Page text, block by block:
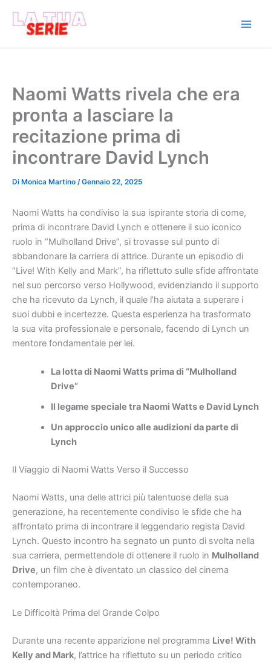
contenuto
Naomi Watts rivela che era
pronta a lasciare la
recitazione prima di
incontrare David Lynch
Di Monica Martino /Gennaio 22, 2025
Naomi Watts ha condiviso la sua ispirante storia di come,
prima di incontrare David Lynch e ottenere il suo iconico
ruolo in “Mulholland Drive”, si trovasse sul punto di
abbandonare la carriera di attrice. Durante un episodio di
“Live! With Kelly and Mark”, ha riflettuto sulle sfide affrontate
nel suo percorso verso Hollywood, evidenziando il supporto
che ha ricevuto da Lynch, il quale l’ha aiutata a superare i
suoi dubbi e incertezze. Questa esperienza ha trasformato
la sua vita professionale e personale, facendo di Lynch un
mentore fondamentale per lei.
La lotta di Naomi Watts prima di “Mulholland
Drive”
Il legame speciale tra Naomi Watts e David Lynch
Un approccio unico alle audizioni da parte di
Lynch
Il Viaggio di Naomi Watts Verso il Successo
Naomi Watts, una delle attrici più talentuose della sua
generazione, ha recentemente condiviso le sfide che ha
affrontato prima di incontrare il leggendario regista David
Lynch. Questo incontro ha segnato un punto di svolta nella
sua carriera, permettendole di ottenere il ruolo in Mulholland
Drive, un film che è diventato un classico del cinema
contemporaneo.
Le Difficoltà Prima del Grande Colpo
Durante una recente apparizione nel programma Live! With
Kelly and Mark, l’attrice ha riflettuto su un periodo critico